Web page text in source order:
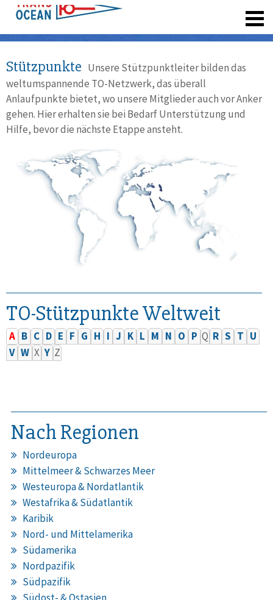
Stützpunkte Unsere Stützpunktleiter bilden das
weltumspannende TO-Netzwerk, das überall
Anlaufpunkte bietet, wo unsere Mitglieder auch vor Anker
gehen. Hier erhalten sie bei Bedarf Unterstützung und
Hilfe, bevor die nächste Etappe ansteht.
TO-Stützpunkte Weltweit
A B C D E F G H I J K L M N O P Q R S T U
V W X Y Z
Nach Regionen
Nordeuropa
Mittelmeer & Schwarzes Meer
Westeuropa & Nordatlantik
Westafrika & Südatlantik
Karibik
Nord- und Mittelamerika
Südamerika
Nordpazifik
Südpazifik